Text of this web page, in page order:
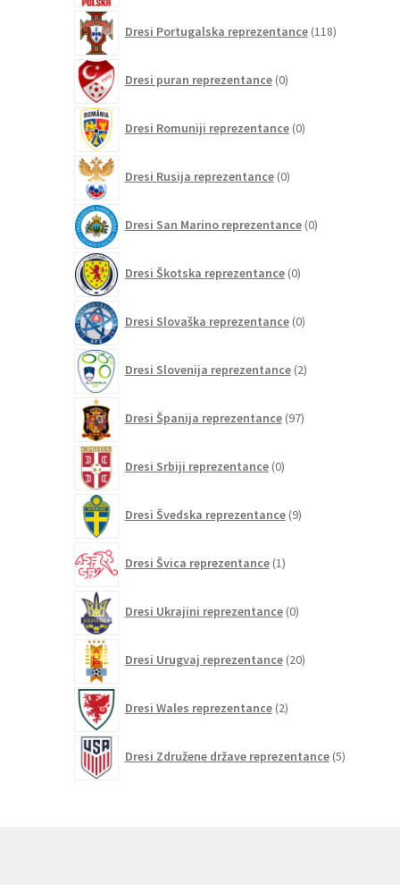
Dresi Portugalska reprezentance 118izdelkov
Dresi puran reprezentance 0izdelkov
Dresi Romuniji reprezentance 0izdelkov
Dresi Rusija reprezentance 0izdelkov
Dresi San Marino reprezentance 0izdelkov
Dresi Škotska reprezentance 0izdelkov
Dresi Slovaška reprezentance 0izdelkov
Dresi Slovenija reprezentance 2izdelka
Dresi Španija reprezentance 97izdelkov
Dresi Srbiji reprezentance 0izdelkov
Dresi Švedska reprezentance 9izdelkov
Dresi Švica reprezentance 1izdelek
Dresi Ukrajini reprezentance 0izdelkov
Dresi Urugvaj reprezentance 20izdelkov
Dresi Wales reprezentance 2izdelka
Dresi Združene države reprezentance 5izdelkov